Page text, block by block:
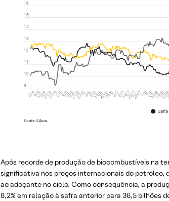
Após recorde de produção de biocombustíveis na
significativa nos preços internacionais do petróleo,
ao adoçante no ciclo. Como consequência, a
8,2% em relação à safra anterior para 36,5 bilhões